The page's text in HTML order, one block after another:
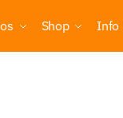
Shop Info